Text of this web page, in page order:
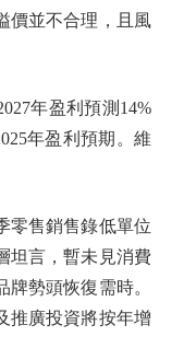
價並不合理，且風
年盈利預測14%
年盈利預期。維
售銷售錄低單位
坦言，暫未見消費
勢頭恢復需時。
推廣投資將按年增